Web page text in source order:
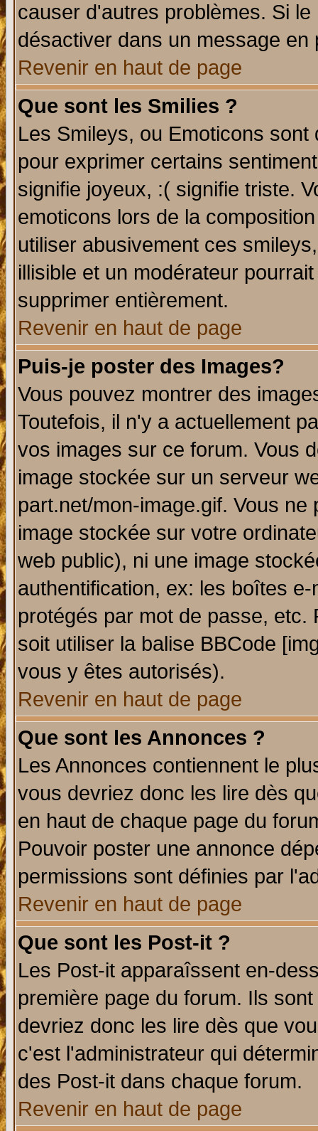
causer d'autres problèmes. Si
désactiver dans un message
Revenir en haut de page
Que sont les Smilies ?
Les Smileys, ou Emoticons
pour exprimer certains
signifie joyeux, :( signifie triste.
emoticons lors de la
utiliser abusivement ces
illisible et un modérateur
supprimer entièrement.
Revenir en haut de page
Puis-je poster des Images?
Vous pouvez montrer des
Toutefois, il n'y a actuellement
vos images sur ce forum. Vous
image stockée sur un serveur
part.net/mon-image.gif. Vous
image stockée sur votre
web public), ni une image
authentification, ex: les boîtes
protégés par mot de passe,
soit utiliser la balise BBCode
vous y êtes autorisés).
Revenir en haut de page
Que sont les Annonces ?
Les Annonces contiennent le
vous devriez donc les lire dès
en haut de chaque page du
Pouvoir poster une annonce
permissions sont définies par
Revenir en haut de page
Que sont les Post-it ?
Les Post-it apparaîssent en-
première page du forum. Ils
devriez donc les lire dès que
c'est l'administrateur qui
des Post-it dans chaque forum.
Revenir en haut de page